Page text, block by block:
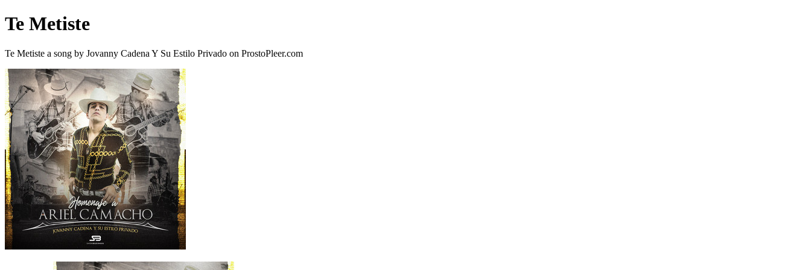
Te Metiste
Te Metiste a song by Jovanny Cadena Y Su Estilo Privado on ProstoPleer.com